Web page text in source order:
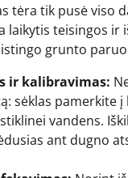
tėra tik pusė viso
teisingos ir
grunto
ir kalibravimas:
sėklas pamerkite
vandens.
ant dugno